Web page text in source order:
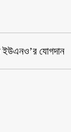
ইউএনও’র যোগদান